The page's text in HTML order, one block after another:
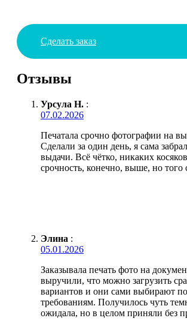
Сделать заказ
Отзывы
Урсула Н. :
07.02.2026
Печатала срочно фотографии на
Сделали за один день, я сама
выдачи. Всё чётко, никаких
срочность, конечно, выше, но того
Элина :
05.01.2026
Заказывала печать фото на
выручили, что можно загрузить
вариантов и они сами выбирают
требованиям. Получилось чуть
ожидала, но в целом приняли без